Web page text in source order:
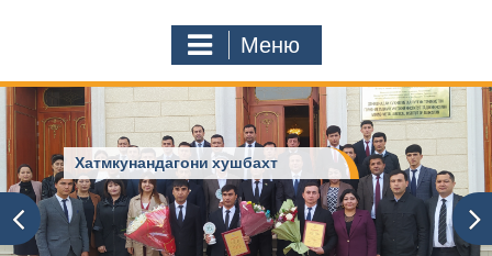
:
Меню
Хатмкунандагони хушбахт